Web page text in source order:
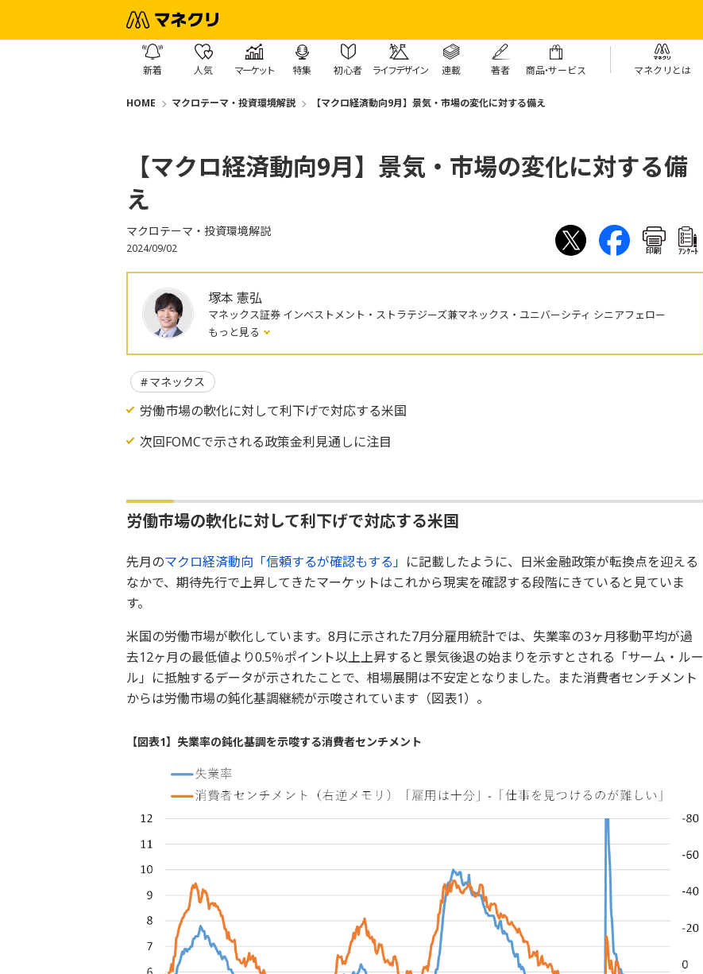
新着 人気 マーケット 特集 初心者 ライフデザイン 連載 著者 商品・サービス マネクリとは
HOME マクロテーマ・投資環境解説 【マクロ経済動向9月】景気・市場の変化に対する備え
【マクロ経済動向9月】景気・市場の変化に対する備
え
マクロテーマ・投資環境解説
2024/09/02 印刷 ｱﾝｹｰﾄ
塚本 憲弘
マネックス証券 インベストメント・ストラテジーズ兼マネックス・ユニバーシティ シニアフェロー
もっと見る
マネックス
労働市場の軟化に対して利下げで対応する米国
次回FOMCで示される政策金利見通しに注目
労働市場の軟化に対して利下げで対応する米国
先月のマクロ経済動向「信頼するが確認もする」 に記載したように、日米金融政策が転換点を迎える
なかで、期待先行で上昇してきたマーケットはこれから現実を確認する段階にきていると見ていま
す。
米国の労働市場が軟化しています。8月に示された7月分雇用統計では、失業率の3ヶ月移動平均が過
去12ヶ月の最低値より0.5％ポイント以上上昇すると景気後退の始まりを示すとされる「サーム・ルー
ル」に抵触するデータが示されたことで、相場展開は不安定となりました。また消費者センチメント
からは労働市場の鈍化基調継続が示唆されています（図表1）。
【図表1】失業率の鈍化基調を示唆する消費者センチメント